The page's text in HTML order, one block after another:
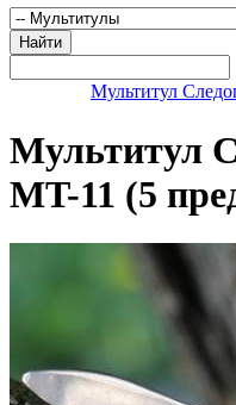
Найти
Мультитул
Мультитул
MT-11 (5